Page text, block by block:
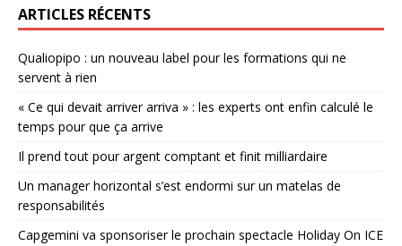
ARTICLES RÉCENTS
Qualiopipo : un nouveau label pour les formations qui ne
servent à rien
« Ce qui devait arriver arriva » : les experts ont enfin calculé le
temps pour que ça arrive
Il prend tout pour argent comptant et finit milliardaire
Un manager horizontal s’est endormi sur un matelas de
responsabilités
Capgemini va sponsoriser le prochain spectacle Holiday On ICE